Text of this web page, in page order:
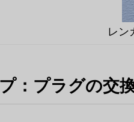
レン
：プラグの交